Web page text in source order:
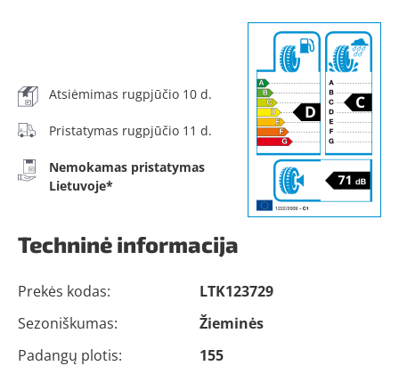
Atsiėmimas rugpjūčio 10 d.
Pristatymas rugpjūčio 11 d.
Nemokamas pristatymas
Lietuvoje*
Techninė informacija
Prekės kodas:
LTK123729
Sezoniškumas:
Žieminės
Padangų plotis:
155